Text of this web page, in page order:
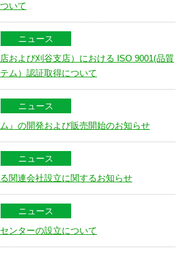
いて
ニュース
および刈谷支店）における ISO 9001(品質
ム）認証取得について
ニュース
ム』の開発および販売開始のお知らせ
ニュース
関連会社設立に関するお知らせ
ニュース
ンターの設立について